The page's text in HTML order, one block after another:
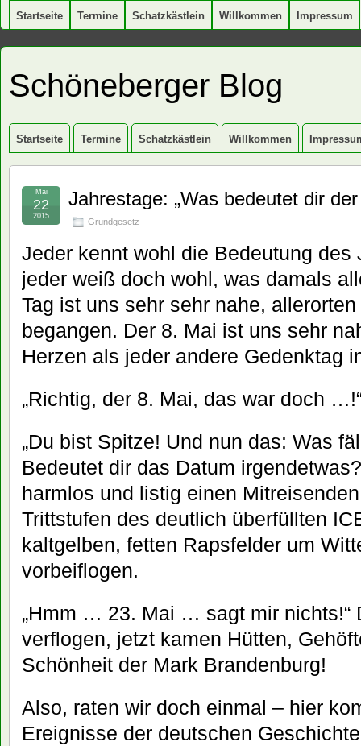
Startseite Termine Schatzkästlein Willkommen Impressum
Schöneberger Blog
Startseite Termine Schatzkästlein Willkommen
Jahrestage: „Was bedeutet dir
Grundgesetz
Mai
22
2015
Jeder kennt wohl die Bedeutung des
jeder weiß doch wohl, was damals
Tag ist uns sehr sehr nahe,
begangen. Der 8. Mai ist uns sehr
Herzen als jeder andere Gedenktag
„Richtig, der 8. Mai, das war doch
„Du bist Spitze! Und nun das: Was
Bedeutet dir das Datum
harmlos und listig einen
Trittstufen des deutlich überfüllten
kaltgelben, fetten Rapsfelder um
vorbeiflogen.
„Hmm … 23. Mai … sagt mir nichts!“
verflogen, jetzt kamen Hütten,
Schönheit der Mark Brandenburg!
Also, raten wir doch einmal – hier
Ereignisse der deutschen